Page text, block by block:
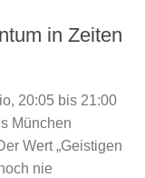
in Zeiten
20:05 bis 21:00
München
Wert „Geistigen
nie